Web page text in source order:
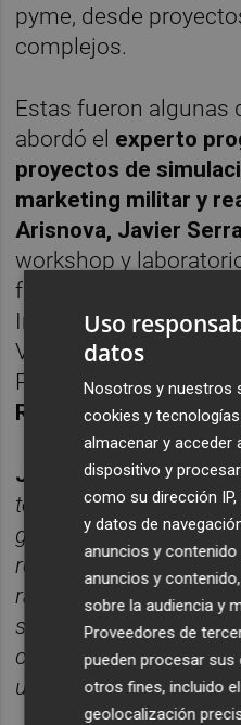
pyme, desde
complejos.
Estas fueron algunas
abordó el experto
proyectos de
marketing militar y
Arisnova, Javier
workshop y
forma on line en el
Ingenieros
Valenciana (COIICV)
Pyme (OAP), bajo el
Realidad
Javier Serrano
tecnologías (RV y RA)
grado de inmersión en
representar y permiten
rápida e intuitiva del
se representa, por lo
centre en aquello que
usuario”.
Uso
datos
Nosotros y nuestros
cookies y
almacenar y acceder
dispositivo y
como su dirección
y datos de
anuncios y
anuncios y
sobre la audiencia y
Proveedores de
pueden procesar
otros fines, incluido
geolocalización